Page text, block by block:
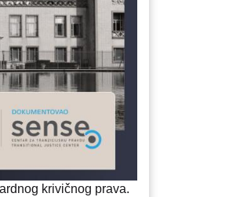
krivičnog prava.